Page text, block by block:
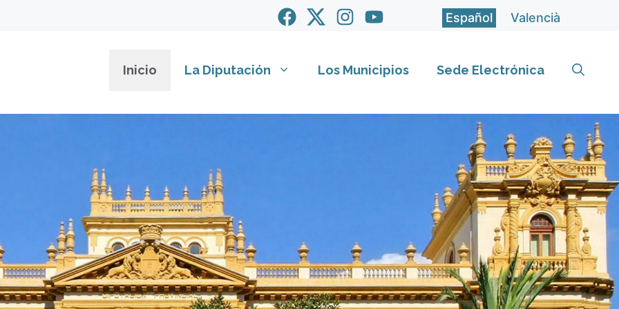
Español Valencià
Inicio La Diputación Los Municipios Sede Electrónica